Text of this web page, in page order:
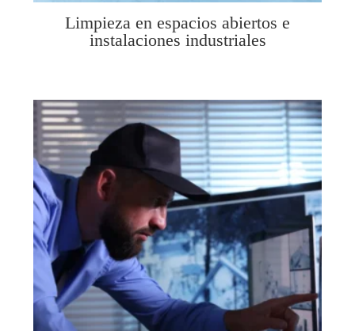
Limpieza en espacios abiertos e
instalaciones industriales